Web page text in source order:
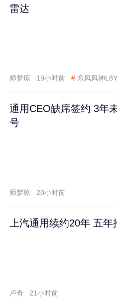
雷达
师梦琼 19小时前 # 东风风神L8Y
通用CEO缺席签约 3年
号
师梦琼 20小时前
上汽通用续约20年 五
卢奇 21小时前